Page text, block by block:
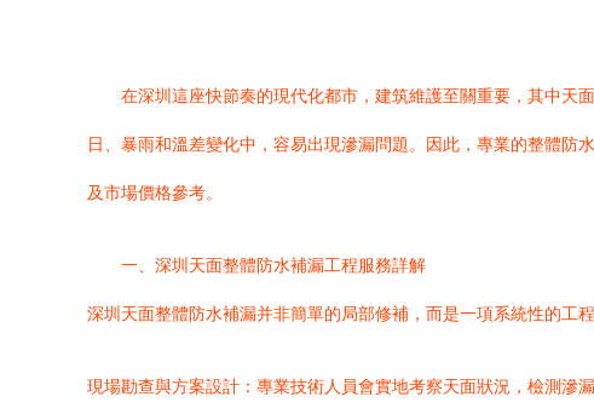
在深圳這座快節奏的現代化都市，建筑維護至關重要，其中天
日、暴雨和溫差變化中，容易出現滲漏問題。因此，專業的整體防
及市場價格參考。
一、深圳天面整體防水補漏工程服務詳解
深圳天面整體防水補漏并非簡單的局部修補，而是一項系統性的工
現場勘查與方案設計：專業技術人員會實地考察天面狀況，檢測滲